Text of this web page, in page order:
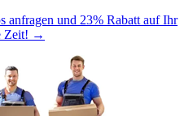
anfragen und 23% Rabatt auf Ihr
Zeit! →